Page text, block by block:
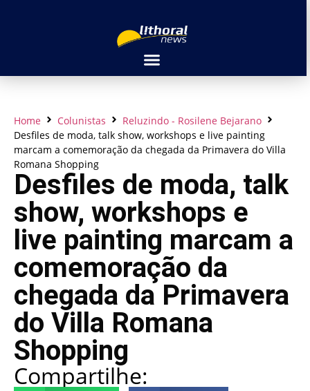
Home Colunistas
Reluzindo - Rosilene Bejarano
Desfiles de moda, talk show, workshops e live painting
marcam a comemoração da chegada da Primavera do Villa
Romana Shopping
Desfiles de moda, talk
show, workshops e
live painting marcam a
comemoração da
chegada da Primavera
do Villa Romana
Shopping
Compartilhe: